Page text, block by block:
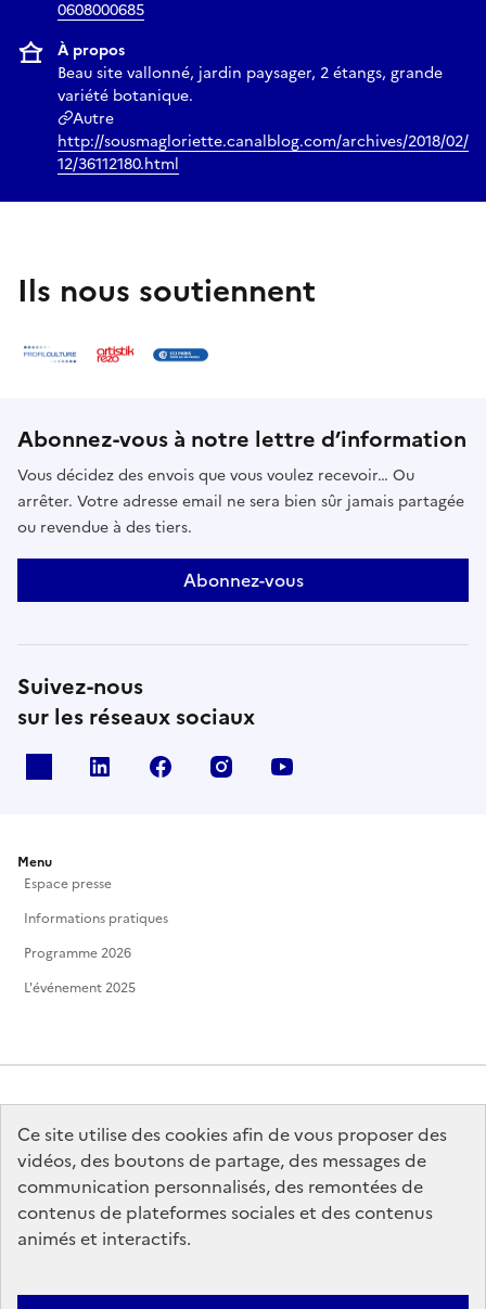
Ce site utilise des cookies afin de vous proposer des
vidéos, des boutons de partage, des messages de
communication personnalisés, des remontées de
contenus de plateformes sociales et des contenus
animés et interactifs.
0608000685
À propos
Beau site vallonné, jardin paysager, 2 étangs, grande
variété botanique.
Autre
http://sousmagloriette.canalblog.com/archives/2018/02/
12/36112180.html
Ils nous soutiennent
Abonnez-vous à notre lettre d’information
Vous décidez des envois que vous voulez recevoir… Ou
arrêter. Votre adresse email ne sera bien sûr jamais partagée
ou revendue à des tiers.
Abonnez-vous
Suivez-nous
sur les réseaux sociaux
Linkedin Facebook Instagram
Menu
Espace presse
Informations pratiques
Programme 2026
L'événement 2025
MINISTÈRE
DE LA CULTURE